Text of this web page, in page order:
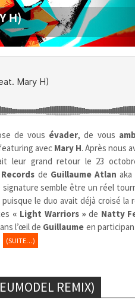
de vous évader, de vous
avec Mary H. Après nous
leur grand retour le 23
de Guillaume Atlan aka
semble être un réel
le duo avait déjà croisé la
« Light Warriors»de Natty
l’œil de Guillaume en
(SUITE…)
REMIX)